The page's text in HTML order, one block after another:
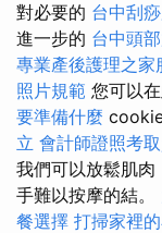
對必要的 台中刮
進一步的 台中頭
專業產後護理之家
照片規範 您可以
要準備什麼
立 會計師證照考
我們可以放鬆肌肉
手難以按摩的結。
餐選擇 打掃家裡